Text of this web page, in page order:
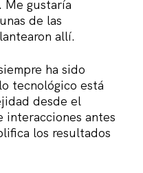
Me gustaría
de las
allí.
ha sido
tecnológico está
desde el
interacciones antes
los resultados